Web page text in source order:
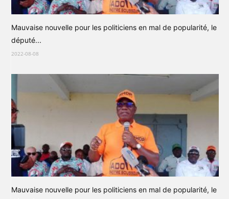
Mauvaise nouvelle pour les politiciens en mal de popularité, le
député...
2022-08-08
Mauvaise nouvelle pour les politiciens en mal de popularité, le